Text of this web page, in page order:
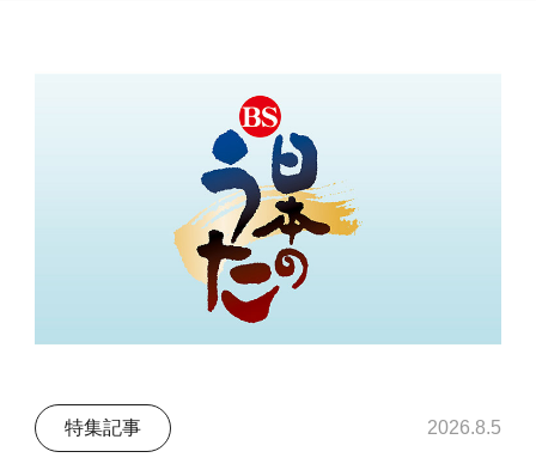
特集記事 2026.8.5